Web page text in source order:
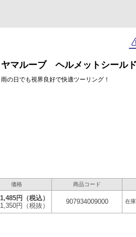
ヤマルーブ ヘルメットシール
雨の日でも視界良好で快適ツーリング！
価格 商品コード
1,485円
（税込）
1,350円
（税抜）
907934009000 在